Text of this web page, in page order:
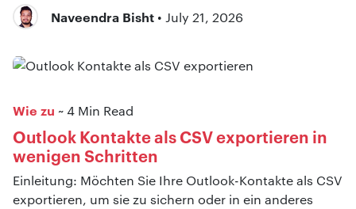
Naveendra Bisht • July 21, 2026
Wie zu ~ 4 Min Read
Outlook Kontakte als CSV exportieren in
wenigen Schritten
Einleitung: Möchten Sie Ihre Outlook-Kontakte als CSV
exportieren, um sie zu sichern oder in ein anderes